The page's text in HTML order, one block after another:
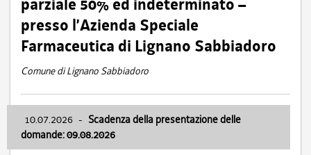
parziale 50% ed indeterminato –
presso l’Azienda Speciale
Farmaceutica di Lignano Sabbiadoro
Comune di Lignano Sabbiadoro
10.07.2026 - Scadenza della presentazione delle
domande: 09.08.2026